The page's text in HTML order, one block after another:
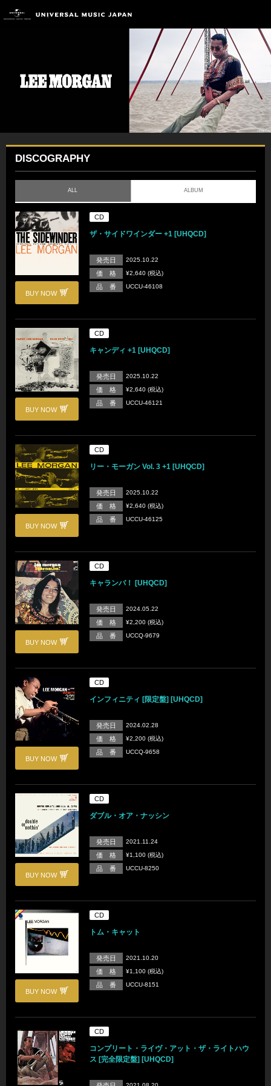
DISCOGRAPHY
ALL ALBUM
BUY NOW
CD
ザ・サイドワインダー +1 [UHQCD]
発売日 2025.10.22
価 格 ¥2,640 (税込)
品 番 UCCU-46108
BUY NOW
CD
キャンディ +1 [UHQCD]
発売日 2025.10.22
価 格 ¥2,640 (税込)
品 番 UCCU-46121
BUY NOW
CD
リー・モーガン Vol. 3 +1 [UHQCD]
発売日 2025.10.22
価 格 ¥2,640 (税込)
品 番 UCCU-46125
BUY NOW
CD
キャランバ！ [UHQCD]
発売日 2024.05.22
価 格 ¥2,200 (税込)
品 番 UCCQ-9679
BUY NOW
CD
インフィニティ [限定盤] [UHQCD]
発売日 2024.02.28
価 格 ¥2,200 (税込)
品 番 UCCQ-9658
BUY NOW
CD
ダブル・オア・ナッシン
発売日 2021.11.24
価 格 ¥1,100 (税込)
品 番 UCCU-8250
BUY NOW
CD
トム・キャット
発売日 2021.10.20
価 格 ¥1,100 (税込)
品 番 UCCU-8151
CD
コンプリート・ライヴ・アット・ザ・ライトハウ
ス [完全限定盤] [UHQCD]